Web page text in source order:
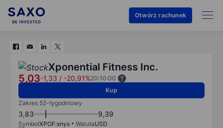
Otwórz rachunek
Xponential Fitness Inc.
5,03-1,33 / -20,91%20:10:00
Kup
Zakres 52-tygodniowy
3,83 9,39
SymbolXPOF:xnys WalutaUSD